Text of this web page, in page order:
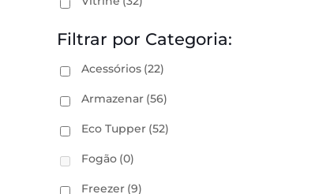
Filtrar por Categoria:
Acessórios (22)
Armazenar (56)
Eco Tupper (52)
Fogão (0)
Freezer (9)